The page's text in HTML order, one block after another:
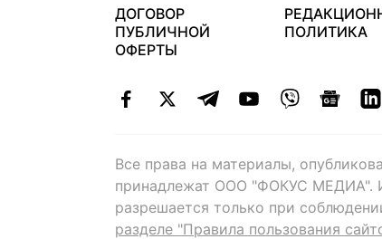
ДОГОВОР
ПУБЛИЧНОЙ
ОФЕРТЫ
ПОЛИТИКА
Все права на материалы,
принадлежат ООО "ФОКУС МЕДИА".
разрешается только при
разделе "Правила пользования